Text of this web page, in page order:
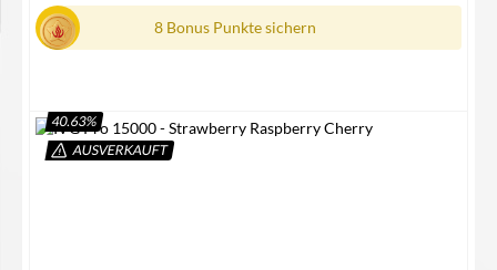
8 Bonus Punkte sichern
40.63%
AUSVERKAUFT